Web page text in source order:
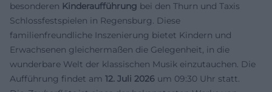
besonderen Kinderaufführung bei den Thurn und Taxis
Schlossfestspielen in Regensburg. Diese
familienfreundliche Inszenierung bietet Kindern und
Erwachsenen gleichermaßen die Gelegenheit, in die
wunderbare Welt der klassischen Musik einzutauchen. Die
Aufführung findet am 12. Juli 2026 um 09:30 Uhr statt.